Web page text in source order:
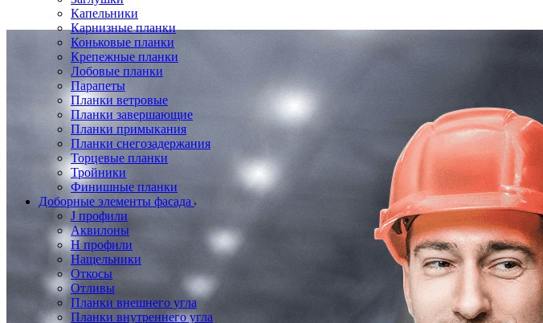
Капельники
Карнизные планки
Коньковые планки
Крепежные планки
Лобовые планки
Парапеты
Планки ветровые
Планки завершающие
Планки примыкания
Планки снегозадержания
Торцевые планки
Тройники
Финишные планки
Доборные элементы фасада
J профили
Аквилоны
Н профили
Нащельники
Откосы
Отливы
Планки внешнего угла
Планки внутреннего угла